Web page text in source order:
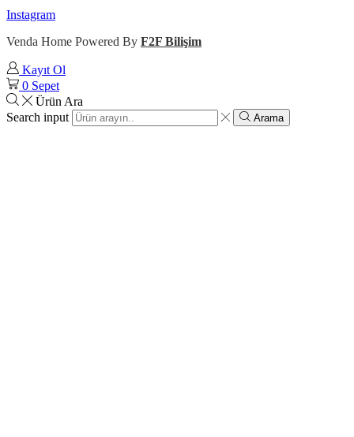
Instagram
Venda Home Powered By F2F Bilişim
Kayıt Ol
0 Sepet
Ürün Ara
Search input
Arama